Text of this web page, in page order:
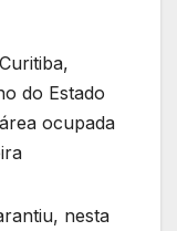
do Estado
ocupada
nesta